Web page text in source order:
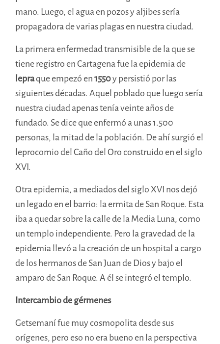
mano. Luego, el agua en pozos y aljibes sería
propagadora de varias plagas en nuestra ciudad.
La primera enfermedad transmisible de la que se
tiene registro en Cartagena fue la epidemia de
lepraque empezó en1550y persistió por las
siguientes décadas. Aquel poblado que luego sería
nuestra ciudad apenas tenía veinte años de
fundado. Se dice que enfermó a unas 1.500
personas, la mitad de la población. De ahí surgió el
leprocomio del Caño del Oro construido en el siglo
XVI.
Otra epidemia, a mediados del siglo XVI nos dejó
un legado en el barrio: la ermita de San Roque. Esta
iba a quedar sobre la calle de la Media Luna, como
un templo independiente. Pero la gravedad de la
epidemia llevó a la creación de un hospital a cargo
de los hermanos de San Juan de Dios y bajo el
amparo de San Roque. A él se integró el templo.
Intercambio de gérmenes
Getsemaní fue muy cosmopolita desde sus
orígenes, pero eso no era bueno en la perspectiva